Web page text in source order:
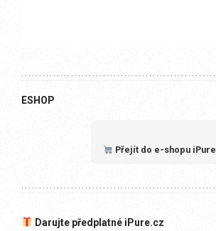
ESHOP
Přejít do e-shopu iPure
Darujte předplatné iPure.cz